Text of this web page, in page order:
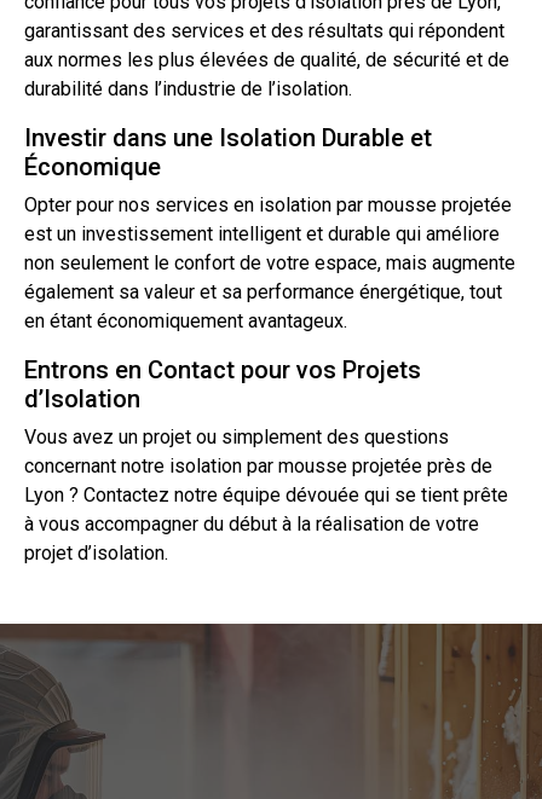
garantissant des services et des résultats qui répondent
aux normes les plus élevées de qualité, de sécurité et de
durabilité dans l’industrie de l’isolation.
Investir dans une Isolation Durable et
Économique
Opter pour nos services en isolation par mousse projetée
est un investissement intelligent et durable qui améliore
non seulement le confort de votre espace, mais augmente
également sa valeur et sa performance énergétique, tout
en étant économiquement avantageux.
Entrons en Contact pour vos Projets
d’Isolation
Vous avez un projet ou simplement des questions
concernant notre isolation par mousse projetée près de
Lyon ? Contactez notre équipe dévouée qui se tient prête
à vous accompagner du début à la réalisation de votre
projet d’isolation.